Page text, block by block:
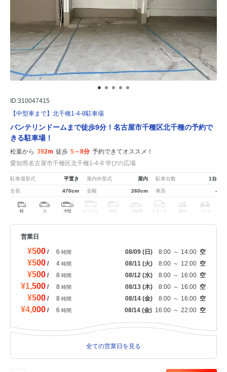
ID:310047415
【中型車まで】北千種1-4-8駐車場
バンテリンドームまで徒歩9分！名古屋市千種区北千種の予約で
きる駐車場！
松葉から 392m 徒歩 5～8分 予約できてオススメ！
愛知県名古屋市千種区北千種1-4-8 学びの広場
駐車場形式 平置き 屋内外形式 屋内 駐車台数 1台
全長 470cm 全幅 260cm 車高 -
軽 コ 中型 ボックス SUV 大型車 トラック 原付 バイク
営業日
¥500 / 6 時間 08/09 (日) 8:00 ～ 14:00 空
¥500 / 4 時間 08/11 (火) 8:00 ～ 12:00 空
¥500 / 8 時間 08/12 (水) 8:00 ～ 16:00 空
¥1,500 / 8 時間 08/13 (木) 8:00 ～ 16:00 空
¥500 / 8 時間 08/14 (金) 8:00 ～ 16:00 空
¥4,000 / 6 時間 08/14 (金) 16:00 ～ 22:00 空
全ての営業日を見る